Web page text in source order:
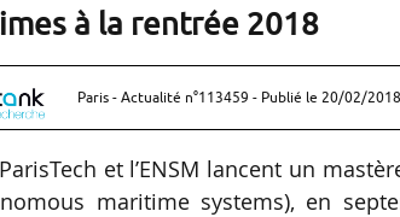
à la rentrée 2018
Paris - Actualité n°113459 - Publié le 20/02/
ParisTech et l’ENSM lancent un
maritime systems), en